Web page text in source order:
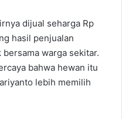
dijual seharga Rp
hasil penjualan
warga sekitar.
bahwa hewan itu
lebih memilih